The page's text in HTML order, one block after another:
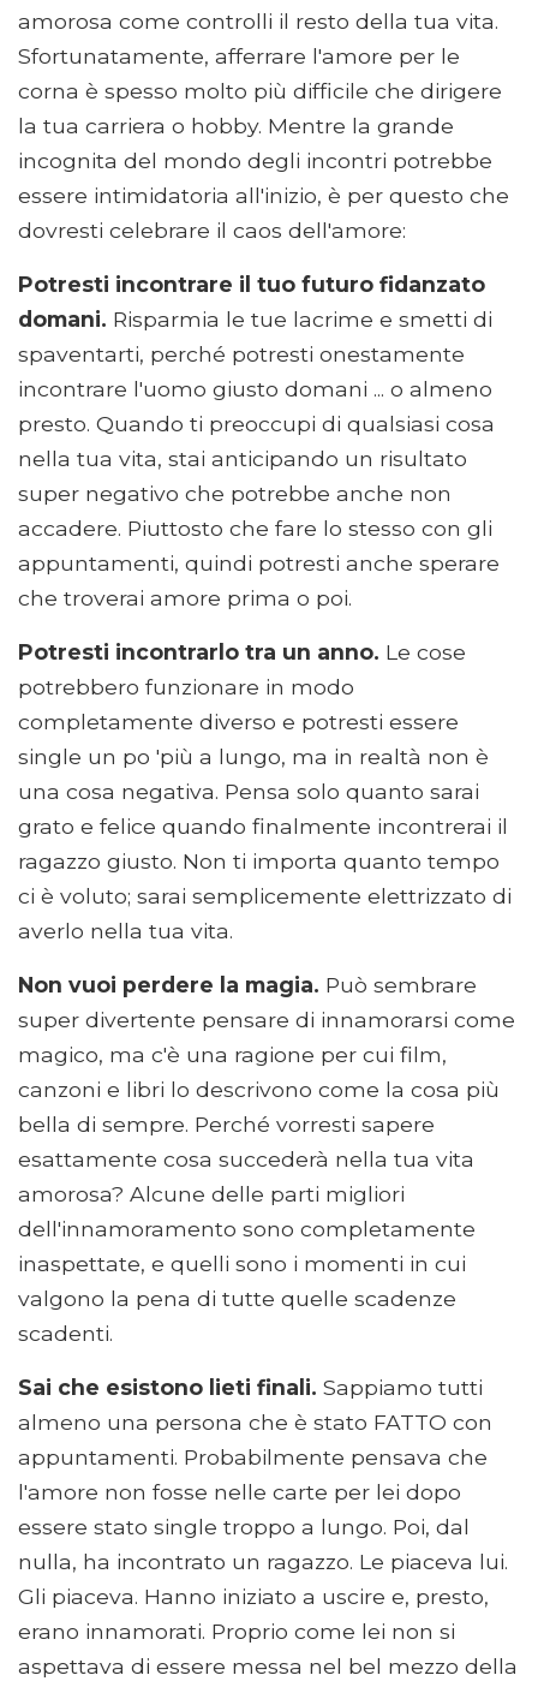
amorosa come controlli il resto della tua vita.
Sfortunatamente, afferrare l'amore per le
corna è spesso molto più difficile che dirigere
la tua carriera o hobby. Mentre la grande
incognita del mondo degli incontri potrebbe
essere intimidatoria all'inizio, è per questo che
dovresti celebrare il caos dell'amore:
Potresti incontrare il tuo futuro fidanzato
domani. Risparmia le tue lacrime e smetti di
spaventarti, perché potresti onestamente
incontrare l'uomo giusto domani ... o almeno
presto. Quando ti preoccupi di qualsiasi cosa
nella tua vita, stai anticipando un risultato
super negativo che potrebbe anche non
accadere. Piuttosto che fare lo stesso con gli
appuntamenti, quindi potresti anche sperare
che troverai amore prima o poi.
Potresti incontrarlo tra un anno. Le cose
potrebbero funzionare in modo
completamente diverso e potresti essere
single un po 'più a lungo, ma in realtà non è
una cosa negativa. Pensa solo quanto sarai
grato e felice quando finalmente incontrerai il
ragazzo giusto. Non ti importa quanto tempo
ci è voluto; sarai semplicemente elettrizzato di
averlo nella tua vita.
Non vuoi perdere la magia. Può sembrare
super divertente pensare di innamorarsi come
magico, ma c'è una ragione per cui film,
canzoni e libri lo descrivono come la cosa più
bella di sempre. Perché vorresti sapere
esattamente cosa succederà nella tua vita
amorosa? Alcune delle parti migliori
dell'innamoramento sono completamente
inaspettate, e quelli sono i momenti in cui
valgono la pena di tutte quelle scadenze
scadenti.
Sai che esistono lieti finali. Sappiamo tutti
almeno una persona che è stato FATTO con
appuntamenti. Probabilmente pensava che
l'amore non fosse nelle carte per lei dopo
essere stato single troppo a lungo. Poi, dal
nulla, ha incontrato un ragazzo. Le piaceva lui.
Gli piaceva. Hanno iniziato a uscire e, presto,
erano innamorati. Proprio come lei non si
aspettava di essere messa nel bel mezzo della